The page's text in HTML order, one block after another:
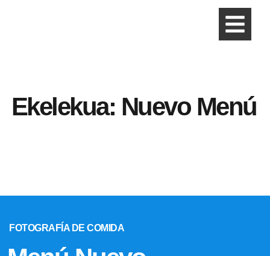
Ekelekua: Nuevo Menú
FOTOGRAFÍA DE COMIDA